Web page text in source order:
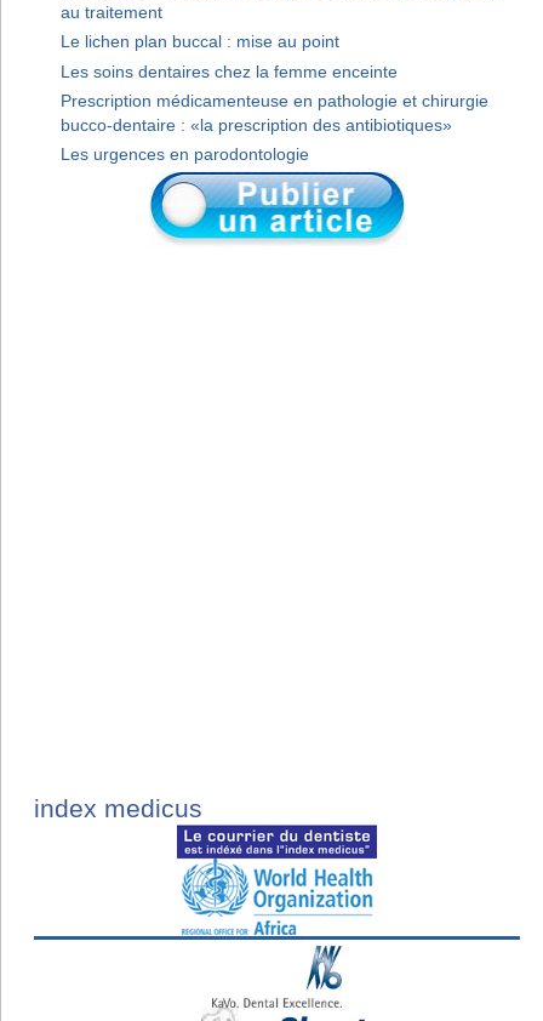
au traitement
Le lichen plan buccal : mise au point
Les soins dentaires chez la femme enceinte
Prescription médicamenteuse en pathologie et chirurgie
bucco-dentaire : «la prescription des antibiotiques»
Les urgences en parodontologie
index medicus